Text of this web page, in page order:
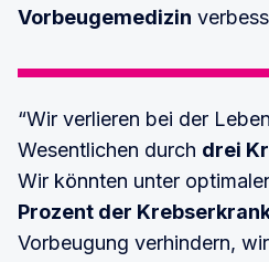
Vorbeugemedizin
“Wir verlieren bei der
Wesentlichen durch drei
Wir könnten unter
Prozent der
Vorbeugung verhindern,